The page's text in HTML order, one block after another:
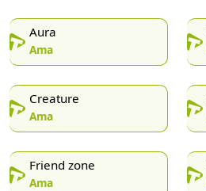
Aura
Ama
Creature
Ama
Friend zone
Ama